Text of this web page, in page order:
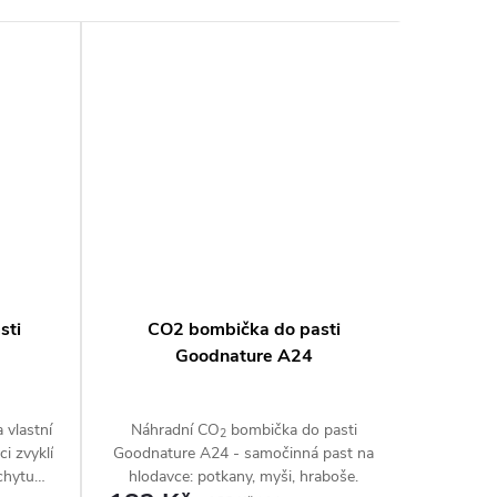
vlastní
zvyklí
CO2 bombička do pasti
Goodnature A24
Náhradní CO2bombička do pasti
Goodnature A24 - samočinná past na
hlodavce: potkany, myši, hraboše.